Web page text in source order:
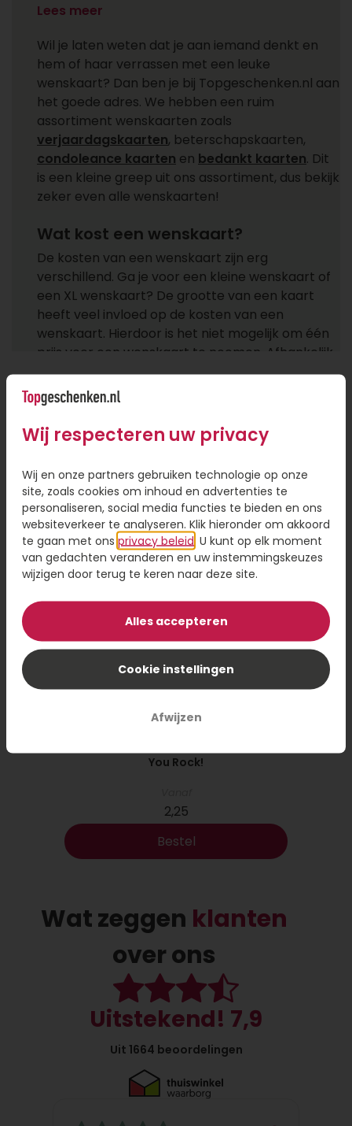
Wenskaarten
Wil je laten weten dat je aan iemand denkt en
hem of haar verrassen met een leuke
wenskaart? Dan ben je bij Topgeschenken.nl aan
het goede adres. We hebben een ruim
assortiment wenskaarten zoals
verjaardagskaarten, beterschapskaarten,
condoleance kaarten en bedankt kaarten. Dit
is een kleine greep uit ons assortiment, dus bekijk
zeker even alle wenskaarten!
Wat kost een wenskaart?
De kosten van een wenskaart zijn erg
verschillend. Ga je voor een kleine wenskaart of
een XL wenskaart? De grootte van een kaart
heeft veel invloed op de kosten van een
wenskaart. Hierdoor is het niet mogelijk om één
prijs voor een wenskaart te noemen. Afhankelijk
van je budget kies je een passende kaart. De
kleinere kaarten zijn natuurlijk altijd goedkoper
dan een grote, dus afhankelijk van je budget en
wensen kies je de juiste kaart.
Wenskaarten teksten
Ben je op zoek naar een tekst voor in je
wenskaart? Afhankelijk van het moment kies je
een tekst. Een tekst voor een verjaardag ziet er
natuurlijk anders uit dan een tekst voor een
verhuizing. Zoek je een algemene tekst die je
aanpast? Je vindt hieronder drie verschillende
soorten wenskaarten teksten:
Een warme groet
In je leven zijn er momenten die vreugde
brengen, dagen die uitdagingen met zich
meebrengen en ogenblikken die herinneringen
gezicht toveren en een beetje warmte
Een opkikkertje
Soms zijn het de kleinste gebaren die de
kracht hebt om elke uitdaging te overwinnen.
alleen bent. Op dagen dat de wolken donker
lijken, vergeet niet dat de zon altijd achter ze
Gewoon even een kort berichtje om te zeggen
dat ik aan je denk! Hoe gaat het met je? Laten
we binnenkort eens bijpraten en een kop koffie
Lees meer
producten
You Rock!
2,25
Bestel
Wat zeggen klanten
over ons
Uitstekend! 7,9
Uit 1664 beoordelingen
Wij respecteren uw privacy
Wij en onze partners gebruiken technologie op onze
site, zoals cookies om inhoud en advertenties te
personaliseren, social media functies te bieden en ons
websiteverkeer te analyseren. Klik hieronder om akkoord
te gaan met ons privacy beleid . U kunt op elk moment
van gedachten veranderen en uw instemmingskeuzes
wijzigen door terug te keren naar deze site.
Alles accepteren
Cookie instellingen
Afwijzen